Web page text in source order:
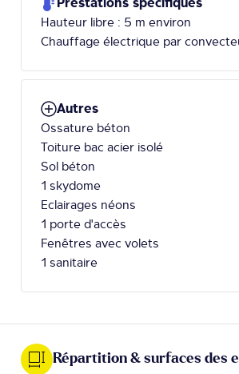
Prestations spécifiques
Hauteur libre : 5 m environ
Chauffage électrique par
Autres
Ossature béton
Toiture bac acier isolé
Sol béton
1 skydome
Eclairages néons
1 porte d'accès
Fenêtres avec volets
1 sanitaire
Répartition & surfaces des